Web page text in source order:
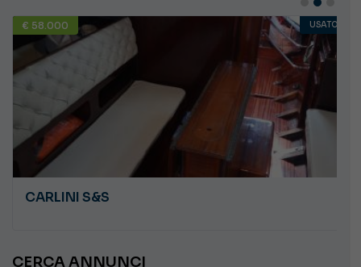
€ 58.000 USATO
CARLINI S&S
CERCA ANNUNCI